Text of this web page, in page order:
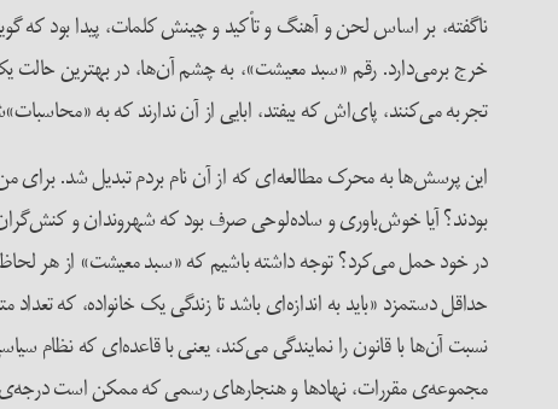
خرج برمی‌دارد. رقم «سبد معیشت»، به چشم آن‌ها، در بهترین حالت
تجربه می‌کنند، پای‌اش که بیفتد، ابایی از آن ندارند که به
این پرسش‌ها به محرک مطالعه‌‌ای که از آن نام بردم تبدیل شد.
بودند؟ آیا خوش‌باوری و ساده‌لوحی صرف بود که شهروندان و
حداقل دستمزد «باید به اندازه‌ای باشد تا زندگی یک خانواده، که
نسبت آن‌ها با قانون را نمایندگی می‌کند، یعنی با قاعده‌ای که
مجموعه‌ی مقررات، نهادها و هنجارهای رسمی که ممکن است درجه‌ی